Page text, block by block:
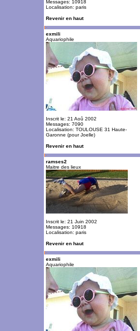
Messages: 10918
Localisation: paris
Revenir en haut
exmili
Aquariophile
Inscrit le: 21 Aoû 2002
Messages: 7090
Localisation: TOULOUSE 31 Haute-
Garonne (pour Joelle)
Revenir en haut
ramses2
Maitre des lieux
Inscrit le: 21 Juin 2002
Messages: 10918
Localisation: paris
Revenir en haut
exmili
Aquariophile